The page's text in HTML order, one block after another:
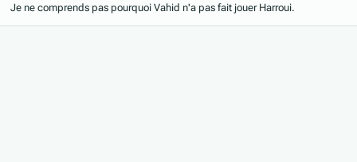
Je ne comprends pas pourquoi Vahid n'a pas fait jouer Harroui.